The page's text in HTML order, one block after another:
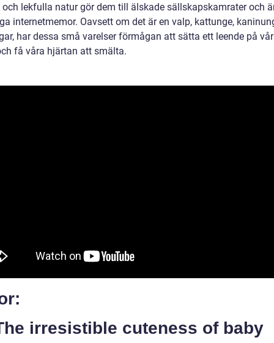
och lekfulla natur gör dem till älskade sällskapskamrater och
internetmemor. Oavsett om det är en valp, kattunge,
har dessa små varelser förmågan att sätta ett leende på
få våra hjärtan att smälta.
irresistible cuteness of baby